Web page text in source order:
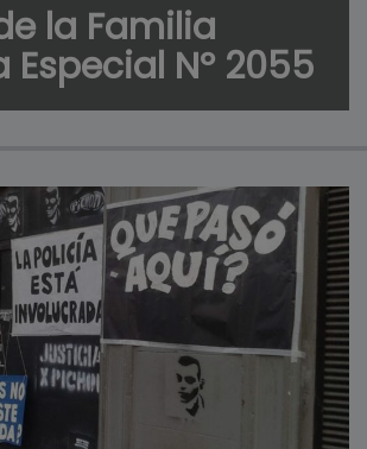
la Familia
Especial Nº 2055